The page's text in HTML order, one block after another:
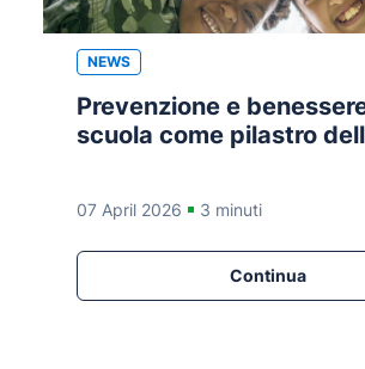
NEWS
Prevenzione e
scuola come pilastro
07 April 2026 3 minuti
Continua